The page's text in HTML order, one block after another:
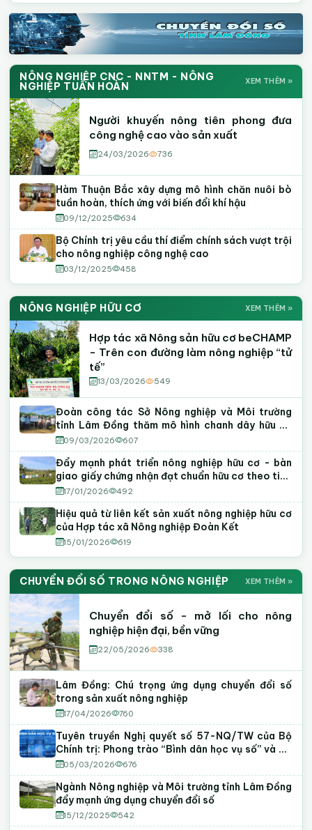
NÔNG NGHIỆP CNC - NNTM - NÔNG
NGHIỆP TUẦN HOÀN XEM THÊM »
Người khuyến nông tiên phong đưa
công nghệ cao vào sản xuất
24/03/2026 736
Hàm Thuận Bắc xây dựng mô hình chăn nuôi bò
tuần hoàn, thích ứng với biến đổi khí hậu
09/12/2025 634
Bộ Chính trị yêu cầu thí điểm chính sách vượt trội
cho nông nghiệp công nghệ cao
03/12/2025 458
NÔNG NGHIỆP HỮU CƠ XEM THÊM »
Hợp tác xã Nông sản hữu cơ beCHAMP
- Trên con đường làm nông nghiệp “tử
tế”
13/03/2026 549
Đoàn công tác Sở Nông nghiệp và Môi trường
tỉnh Lâm Đồng thăm mô hình chanh dây hữu cơ
tại phường Tiến Thành
09/03/2026 607
Đẩy mạnh phát triển nông nghiệp hữu cơ - bàn
giao giấy chứng nhận đạt chuẩn hữu cơ theo tiêu
chuẩn Việt Nam
17/01/2026 492
Hiệu quả từ liên kết sản xuất nông nghiệp hữu cơ
của Hợp tác xã Nông nghiệp Đoàn Kết
15/01/2026 619
CHUYỂN ĐỔI SỐ TRONG NÔNG NGHIỆP XEM THÊM »
Chuyển đổi số - mở lối cho nông
nghiệp hiện đại, bền vững
22/05/2026 338
Lâm Đồng: Chú trọng ứng dụng chuyển đổi số
trong sản xuất nông nghiệp
17/04/2026 760
Tuyên truyền Nghị quyết số 57-NQ/TW của Bộ
Chính trị: Phong trào “Bình dân học vụ số” và Đề
án chuyển đổi số trong các cơ quan Đảng
05/03/2026 676
Ngành Nông nghiệp và Môi trường tỉnh Lâm Đồng
đẩy mạnh ứng dụng chuyển đổi số
15/12/2025 542